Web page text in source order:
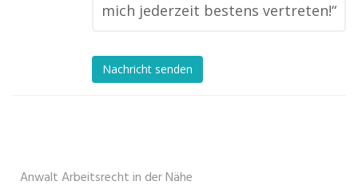
mich jederzeit bestens vertreten!“
Nachricht senden
Anwalt Arbeitsrecht in der Nähe